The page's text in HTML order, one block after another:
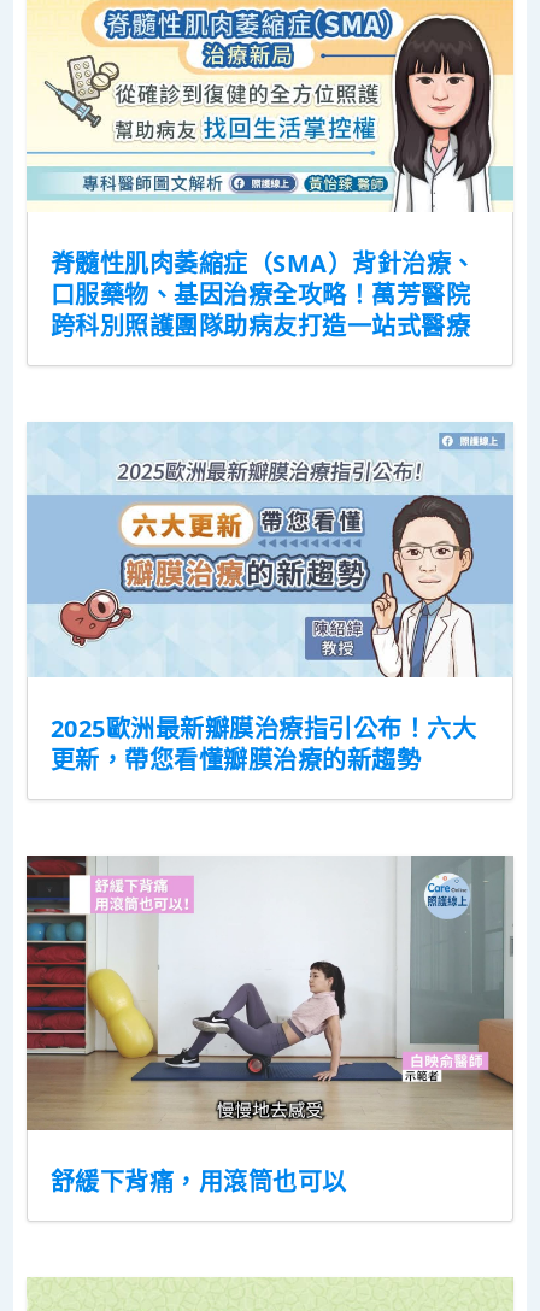
脊髓性肌肉萎縮症（SMA）背針治療、
口服藥物、基因治療全攻略！萬芳醫院
跨科別照護團隊助病友打造一站式醫療
2025歐洲最新瓣膜治療指引公布！六大
更新，帶您看懂瓣膜治療的新趨勢
舒緩下背痛，用滾筒也可以